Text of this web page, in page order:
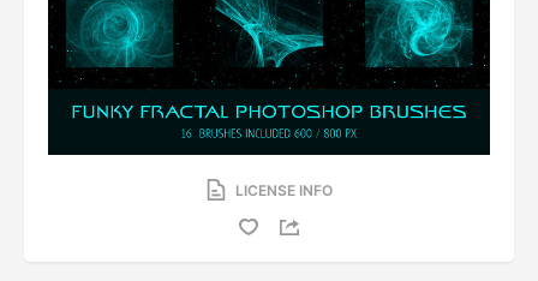
LICENSE INFO